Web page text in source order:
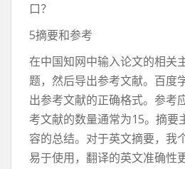
口？
5摘要和参考
在中国知网中输入论文的相关
题，然后导出参考文献。百度
出参考文献的正确格式。参考
考文献的数量通常为15。摘要
容的总结。对于英文摘要，我
易于使用，翻译的英文准确性